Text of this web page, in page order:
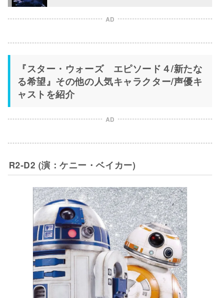
AD
『スター・ウォーズ エピソード４/新たな
る希望』その他の人気キャラクター/声優キ
ャストを紹介
AD
R2-D2 (演：ケニー・ベイカー)